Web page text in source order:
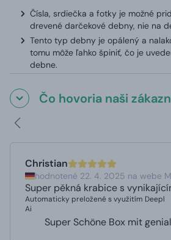
Čísla, srdiečka a fotky je možné
drevené darčekové debny, nie na
Tento typ debny je opálený a
tomu môže ľahko špiniť, čo je
debne.
Čo hovoria naši
Christian
hodnotené 22. 4. 2025 na webe
Super pěkná krabice s
Automaticky preložené s využitím Deepl
Ai
Super Schöne Box mit